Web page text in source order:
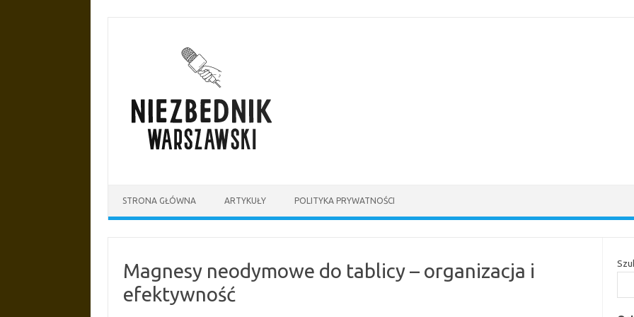
STRONA GŁÓWNA ARTYKUŁY POLITYKA PRYWATNOŚCI
Magnesy neodymowe do tablicy – organizacja i
efektywność